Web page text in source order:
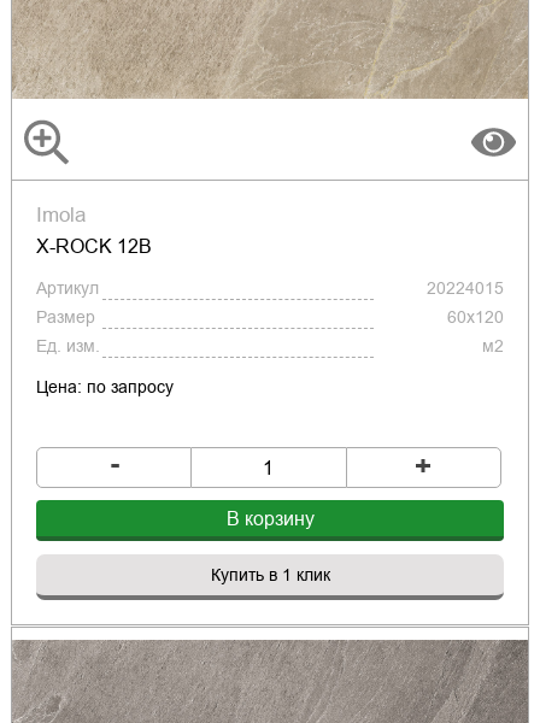
Imola
X-ROCK 12B
Артикул
20224015
Размер
60x120
Ед. изм.
м2
Цена: по запросу
- +
В корзину
Купить в 1 клик